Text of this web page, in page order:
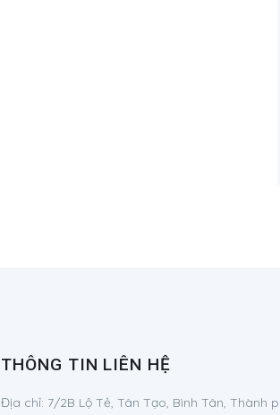
THÔNG TIN LIÊN HỆ
Địa chỉ: 7/2B Lộ Tẻ, Tân Tạo, Bình Tân, Thành